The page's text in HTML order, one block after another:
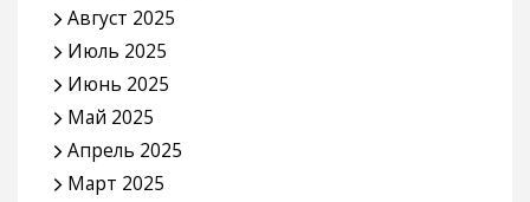
Август 2025
Июль 2025
Июнь 2025
Май 2025
Апрель 2025
Март 2025